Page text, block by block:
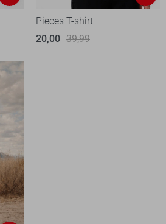
Pieces T-shirt
20,00 39,99